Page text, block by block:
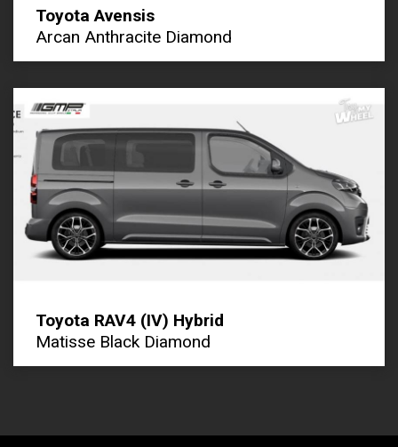
Toyota Avensis
Arcan Anthracite Diamond
Toyota RAV4 (IV) Hybrid
Matisse Black Diamond